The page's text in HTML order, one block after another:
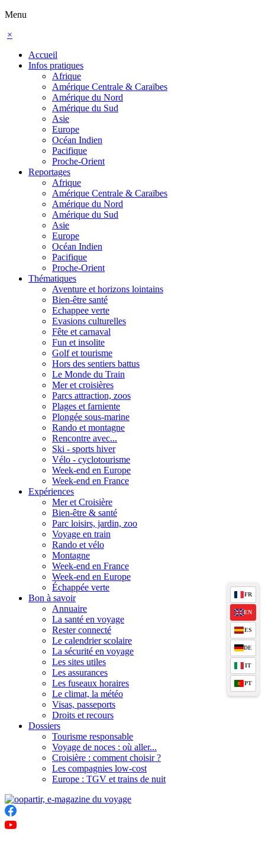
Menu
×
Accueil
Infos pratiques
Afrique
Amérique Centrale & Caraïbes
Amérique du Nord
Amérique du Sud
Asie
Europe
Océan Indien
Pacifique
Proche-Orient
Reportages
Afrique
Amérique Centrale & Caraïbes
Amérique du Nord
Amérique du Sud
Asie
Europe
Océan Indien
Pacifique
Proche-Orient
Thématiques
Aventure et horizons lointains
Bien-être santé
Echappee verte
Evasions culturelles
Fête et carnaval
Fun et insolite
Golf et tourisme
Hors des sentiers battus
Le Monde du Train
Mer et croisières
Parcs attraction, zoos
Plages et farniente
Plongée sous-marine
Rando et montagne
Rencontre avec...
Ski - sports hiver
Vélo - cyclotourisme
Week-end en Europe
Week-end en France
Expériences
Mer et Croisière
Bien-être & santé
Parc loisirs, jardin, zoo
Voyage en train
Rando et vélo
Montagne
Week-end en France
Week-end en Europe
Échappée verte
Bon à savoir
Annuaire
La santé en voyage
Rester connecté
Le calendrier scolaire
La sécurité en voyage
Les sites utiles
Les assurances
Les fuseaux horaires
Le climat, la météo
Visas, passeports
Droits et recours
Dossiers
Tourisme responsable
Voyage de noces : où aller...
Croisière : comment choisir ?
Les compagnies low-cost
Europe : TGV et trains de nuit
FR
EN
ES
DE
IT
PT